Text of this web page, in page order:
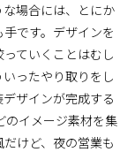
場合には、とにか
です。デザインを
ていくことはむし
ったやり取りをし
ザインが完成する
のイメージ素材を集
けど、夜の営業も